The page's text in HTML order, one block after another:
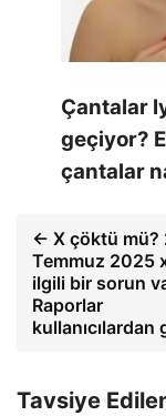
Çantalar
geçiyor?
çantalar
← X çöktü mü?
Temmuz 2025
ilgili bir sorun
Raporlar
kullanıcılardan
Tavsiye